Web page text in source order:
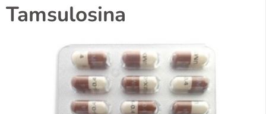
Tamsulosina